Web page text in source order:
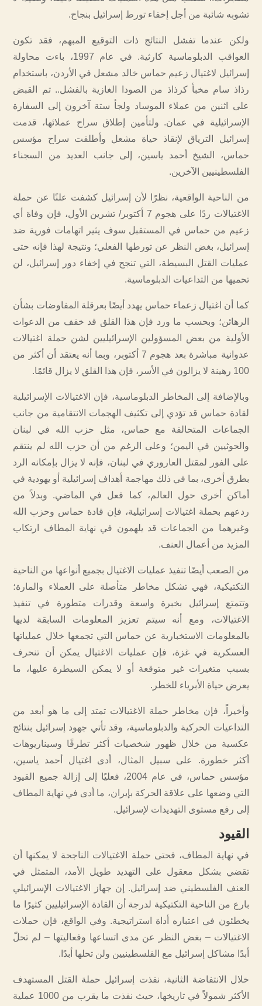
تشوبه شائبة من أجل إخفاء تورط إسرائيل بنجاح.
ولكن عندما تفشل النتائج ذات التوقيع المبهم، فقد تكون
العواقب الدبلوماسية كارثية. في عام 1997، باءت محاولة
إسرائيل لاغتيال زعيم حماس خالد مشعل في الأردن، باستخدام
رذاذ سام مخبأ كرذاذ من الصودا الغازية بالفشل.. تم القبض
على اثنين من عملاء الموساد ولجأ ستة آخرون إلى السفارة
الإسرائيلية في عمان. ولتأمين إطلاق سراح عملائها، قدمت
إسرائيل الترياق لإنقاذ حياة مشعل وأطلقت سراح مؤسس
حماس، الشيخ أحمد ياسين، إلى جانب العديد من السجناء
الفلسطينيين الآخرين.
من الناحية الواقعية، نظرًا لأن إسرائيل كشفت علنًا عن حملة
الاغتيالات ردًا على هجوم 7 أكتوبر/ تشرين الأول، فإن وفاة أي
زعيم من حماس في المستقبل سوف يثير اتهامات فورية ضد
إسرائيل، بغض النظر عن تورطها الفعلي؛ ونتيجة لهذا فإنه حتى
عمليات القتل البسيطة، التي تنجح في إخفاء دور إسرائيل، لن
تحميها من التداعيات الدبلوماسية.
كما أن اغتيال زعماء حماس يهدد أيضًا بعرقلة المفاوضات بشأن
الرهائن؛ وبحسب ما ورد فإن هذا القلق قد خفف من الدعوات
الأولية من بعض المسؤولين الإسرائيليين لشن حملة اغتيالات
عدوانية مباشرة بعد هجوم 7 أكتوبر، وبما أنه يعتقد أن أكثر من
100 رهينة لا يزالون في الأسر، فإن هذا القلق لا يزال قائمًا.
وبالإضافة إلى المخاطر الدبلوماسية، فإن الاغتيالات الإسرائيلية
لقادة حماس قد تؤدي إلى تكثيف الهجمات الانتقامية من جانب
الجماعات المتحالفة مع حماس، مثل حزب الله في لبنان
والحوثيين في اليمن؛ وعلى الرغم من أن حزب الله لم ينتقم
على الفور لمقتل العاروري في لبنان، فإنه لا يزال بإمكانه الرد
بطرق أخرى، بما في ذلك مهاجمة أهداف إسرائيلية أو يهودية في
أماكن أخرى حول العالم، كما فعل في الماضي. وبدلاً من
ردعهم بحملة اغتيالات إسرائيلية، فإن قادة حماس وحزب الله
وغيرهما من الجماعات قد يلهمون في نهاية المطاف ارتكاب
المزيد من أعمال العنف.
من الصعب أيضًا تنفيذ عمليات الاغتيال بجميع أنواعها من الناحية
التكتيكية، فهي تشكل مخاطر متأصلة على العملاء والمارة؛
وتتمتع إسرائيل بخبرة واسعة وقدرات متطورة في تنفيذ
الاغتيالات، ومع أنه سيتم تعزيز المعلومات السابقة لديها
بالمعلومات الاستخبارية عن حماس التي تجمعها خلال عملياتها
العسكرية في غزة، فإن عمليات الاغتيال يمكن أن تنحرف
بسبب متغيرات غير متوقعة أو لا يمكن السيطرة عليها، ما
يعرض حياة الأبرياء للخطر.
وأخيراً، فإن مخاطر حملة الاغتيالات تمتد إلى ما هو أبعد من
التداعيات الحركية والدبلوماسية، وقد تأتي جهود إسرائيل بنتائج
عكسية من خلال ظهور شخصيات أكثر تطرفًا وسيناريوهات
أكثر خطورة. على سبيل المثال، أدى اغتيال أحمد ياسين،
مؤسس حماس، في عام 2004، فعليًا إلى إزالة جميع القيود
التي وضعها على علاقة الحركة بإيران، ما أدى في نهاية المطاف
إلى رفع مستوى التهديدات لإسرائيل.
القيود
في نهاية المطاف، فحتى حملة الاغتيالات الناجحة لا يمكنها أن
تقضي بشكل معقول على التهديد طويل الأمد، المتمثل في
العنف الفلسطيني ضد إسرائيل. إن جهاز الاغتيالات الإسرائيلي
بارع من الناحية التكتيكية لدرجة أن القادة الإسرائيليين كثيرًا ما
يخطئون في اعتباره أداة استراتيجية. وفي الواقع، فإن حملات
الاغتيالات – بغض النظر عن مدى اتساعها وفعاليتها – لم تحلّ
أبدًا مشاكل إسرائيل مع الفلسطينيين ولن تحلها أبدًا.
خلال الانتفاضة الثانية، نفذت إسرائيل حملة القتل المستهدف
الأكثر شمولاً في تاريخها، حيث نفذت ما يقرب من 1000 عملية